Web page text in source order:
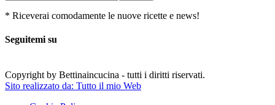
* Riceverai comodamente le nuove ricette e news!
Seguitemi su
Copyright by Bettinaincucina - tutti i diritti riservati.
Sito realizzato da: Tutto il mio Web